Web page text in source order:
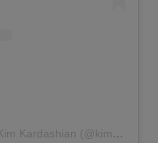
Una publicación compartida por Kim Kardashian (@kimkardashian)